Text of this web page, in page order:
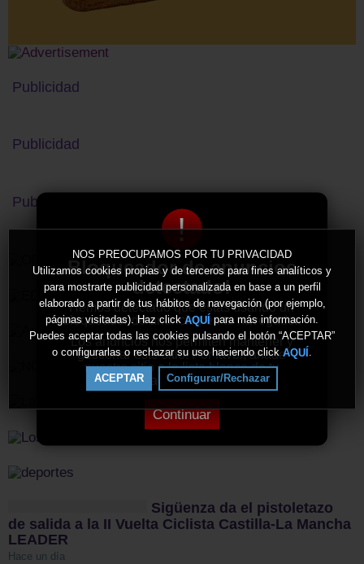
!
Bloqueador de anuncios
detectado!
Hemos detectado que estás usando un
bloqueador de anuncios en tu navegador.
Los anuncios nos permiten mantener y
gestionar este sitio. Por favor, añade
nuestro sitio a la lista blanca de tu
bloqueador de anuncios.
Continuar
NOS PREOCUPAMOS POR TU PRIVACIDAD
Utilizamos cookies propias y de terceros para fines analíticos y
para mostrarte publicidad personalizada en base a un perfil
elaborado a partir de tus hábitos de navegación (por ejemplo,
páginas visitadas). Haz click AQUÍ para más información.
Puedes aceptar todas las cookies pulsando el botón “ACEPTAR”
o configurarlas o rechazar su uso haciendo click AQUÍ .
ACEPTAR Configurar/Rechazar
Publicidad
Publicidad
Publicidad
Sigüenza da el pistoletazo
de salida a la II Vuelta Ciclista Castilla-La Mancha
LEADER
Hace un día